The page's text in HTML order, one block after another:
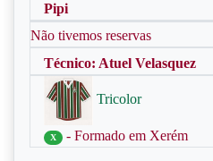
Pipi
Não tivemos reservas
Técnico: Atuel Velasquez
Tricolor
X - Formado em Xerém